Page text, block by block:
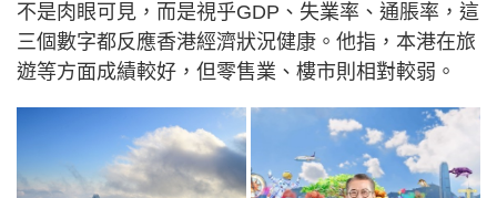
不是肉眼可見，而是視乎GDP、失業率、通脹率，這
三個數字都反應香港經濟狀況健康。他指，本港在旅
遊等方面成績較好，但零售業、樓市則相對較弱。